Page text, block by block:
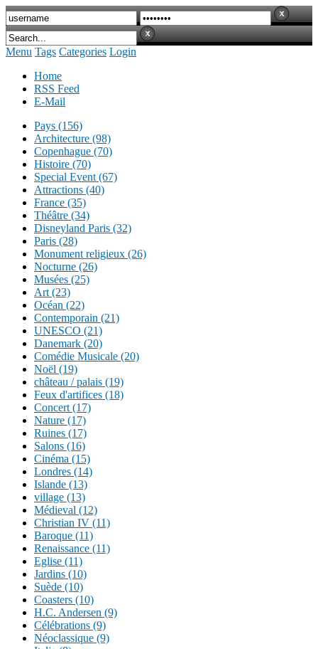
Menu Tags Categories Login
Home
RSS Feed
E-Mail
Pays (156)
Architecture (98)
Copenhague (70)
Histoire (70)
Special Event (67)
Attractions (40)
France (35)
Théâtre (34)
Disneyland Paris (32)
Paris (28)
Monument religieux (26)
Nocturne (26)
Musées (25)
Art (23)
Océan (22)
Contemporain (21)
UNESCO (21)
Danemark (20)
Comédie Musicale (20)
Noël (19)
château / palais (19)
Feux d'artifices (18)
Concert (17)
Nature (17)
Ruines (17)
Salons (16)
Cinéma (15)
Londres (14)
Islande (13)
village (13)
Médieval (12)
Christian IV (11)
Baroque (11)
Renaissance (11)
Eglise (11)
Jardins (10)
Suède (10)
Coasters (10)
H.C. Andersen (9)
Célébrations (9)
Néoclassique (9)